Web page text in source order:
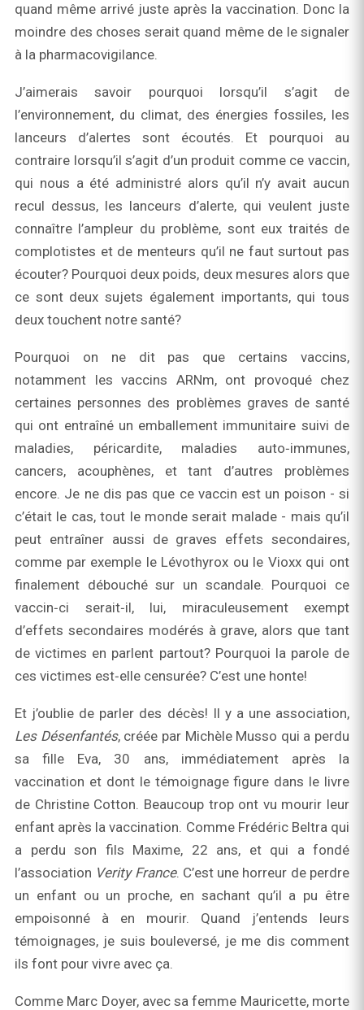
quand même arrivé juste après la vaccination. Donc la
moindre des choses serait quand même de le signaler
à la pharmacovigilance.
J’aimerais savoir pourquoi lorsqu’il s’agit de
l’environnement, du climat, des énergies fossiles, les
lanceurs d’alertes sont écoutés. Et pourquoi au
contraire lorsqu’il s’agit d’un produit comme ce vaccin,
qui nous a été administré alors qu’il n’y avait aucun
recul dessus, les lanceurs d’alerte, qui veulent juste
connaître l’ampleur du problème, sont eux traités de
complotistes et de menteurs qu’il ne faut surtout pas
écouter? Pourquoi deux poids, deux mesures alors que
ce sont deux sujets également importants, qui tous
deux touchent notre santé?
Pourquoi on ne dit pas que certains vaccins,
notamment les vaccins ARNm, ont provoqué chez
certaines personnes des problèmes graves de santé
qui ont entraîné un emballement immunitaire suivi de
maladies, péricardite, maladies auto‑immunes,
cancers, acouphènes, et tant d’autres problèmes
encore. Je ne dis pas que ce vaccin est un poison - si
c’était le cas, tout le monde serait malade - mais qu’il
peut entraîner aussi de graves effets secondaires,
comme par exemple le Lévothyrox ou le Vioxx qui ont
finalement débouché sur un scandale. Pourquoi ce
vaccin‑ci serait‑il, lui, miraculeusement exempt
d’effets secondaires modérés à grave, alors que tant
de victimes en parlent partout? Pourquoi la parole de
ces victimes est‑elle censurée? C’est une honte!
Et j’oublie de parler des décès! Il y a une association,
Les Désenfantés, créée par Michèle Musso qui a perdu
sa fille Eva, 30 ans, immédiatement après la
vaccination et dont le témoignage figure dans le livre
de Christine Cotton. Beaucoup trop ont vu mourir leur
enfant après la vaccination. Comme Frédéric Beltra qui
a perdu son fils Maxime, 22 ans, et qui a fondé
l’association Verity France. C’est une horreur de perdre
un enfant ou un proche, en sachant qu’il a pu être
empoisonné à en mourir. Quand j’entends leurs
témoignages, je suis bouleversé, je me dis comment
ils font pour vivre avec ça.
Comme Marc Doyer, avec sa femme Mauricette, morte